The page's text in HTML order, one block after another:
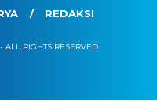
REDAKSI
ALL RIGHTS RESERVED